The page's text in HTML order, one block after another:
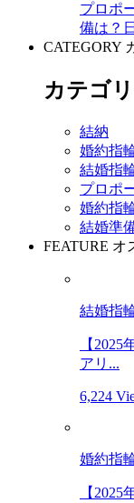
プロポ
備は？
CATEGORY
カテゴ
結納
婚約指
結婚指
プロポ
婚約指
結婚準
FEATURE オ
結婚指
【
アリ...
6,224
婚約指
【